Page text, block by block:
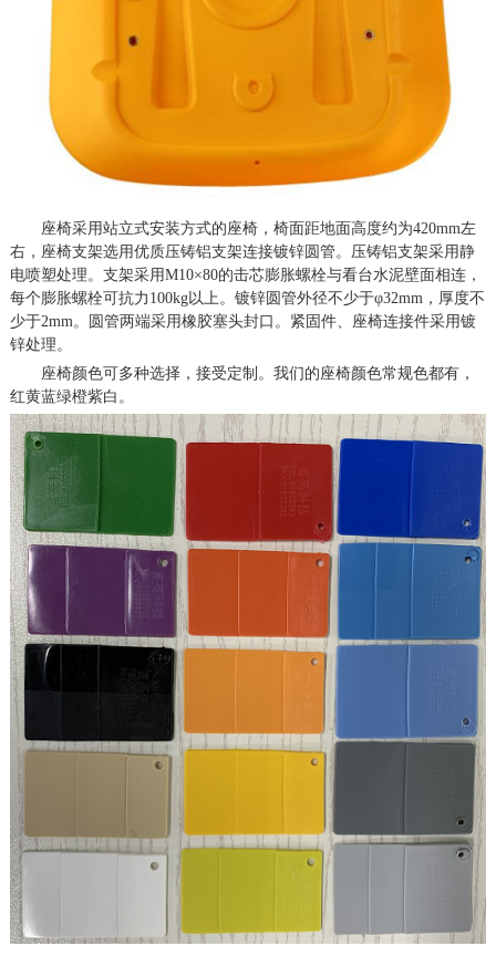
座椅采用站立式安装方式的座椅，椅面距地面高度约为420mm左
右，座椅支架选用优质压铸铝支架连接镀锌圆管。压铸铝支架采用静
电喷塑处理。支架采用M10×80的击芯膨胀螺栓与看台水泥壁面相连，
每个膨胀螺栓可抗力 1 00kg以上。镀锌圆管外径不少于φ32mm ，厚度不
少于2mm 。圆管两端采用橡胶塞头封口。紧固件、座椅连接件采用镀
锌处理。
座椅颜色可多种选择，接受定制。我们的座椅颜色常规色都有，
红黄蓝绿橙紫白。